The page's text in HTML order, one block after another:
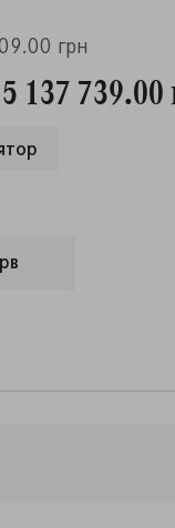
грн
137 739.00